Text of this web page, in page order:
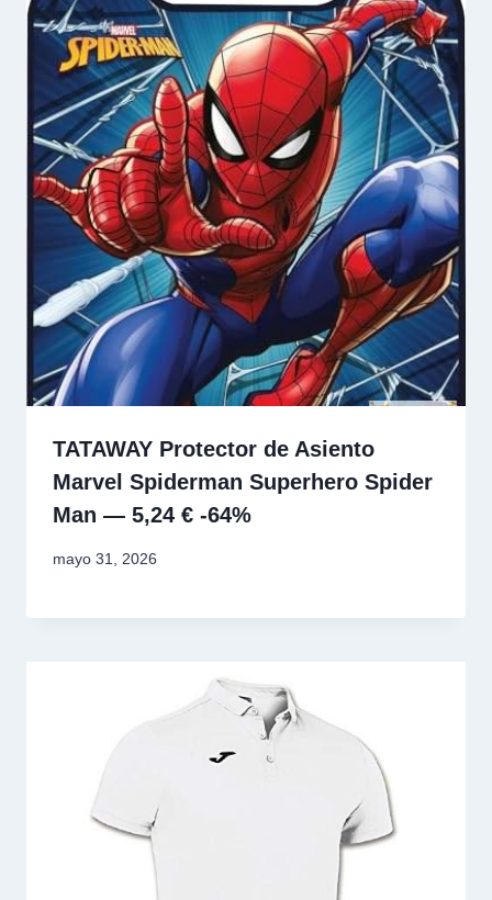
TATAWAY Protector de Asiento
Marvel Spiderman Superhero Spider
Man — 5,24 € -64%
mayo 31, 2026